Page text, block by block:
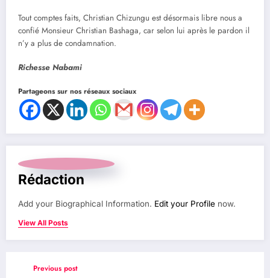
Tout comptes faits, Christian Chizungu est désormais libre nous a
confié Monsieur Christian Bashaga, car selon lui après le pardon il
n’y a plus de condamnation.
Richesse Nabami
Partageons sur nos réseaux sociaux
Rédaction
Add your Biographical Information. Edit your Profile now.
View All Posts
Previous post